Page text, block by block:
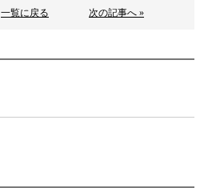
一覧に戻る 次の記事へ »